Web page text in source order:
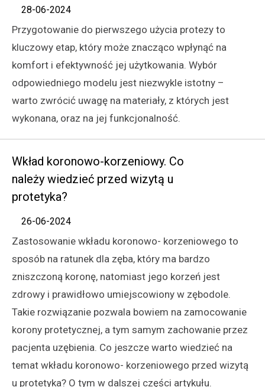
28-06-2024
Przygotowanie do pierwszego użycia protezy to
kluczowy etap, który może znacząco wpłynąć na
komfort i efektywność jej użytkowania. Wybór
odpowiedniego modelu jest niezwykle istotny –
warto zwrócić uwagę na materiały, z których jest
wykonana, oraz na jej funkcjonalność.
Wkład koronowo-korzeniowy. Co
należy wiedzieć przed wizytą u
protetyka?
26-06-2024
Zastosowanie wkładu koronowo- korzeniowego to
sposób na ratunek dla zęba, który ma bardzo
zniszczoną koronę, natomiast jego korzeń jest
zdrowy i prawidłowo umiejscowiony w zębodole.
Takie rozwiązanie pozwala bowiem na zamocowanie
korony protetycznej, a tym samym zachowanie przez
pacjenta uzębienia. Co jeszcze warto wiedzieć na
temat wkładu koronowo- korzeniowego przed wizytą
u protetyka? O tym w dalszej części artykułu.